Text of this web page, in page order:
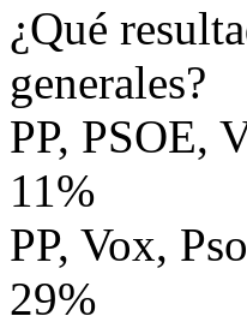
¿Qué
generales?
PP, PSOE,
11%
PP, Vox,
29%